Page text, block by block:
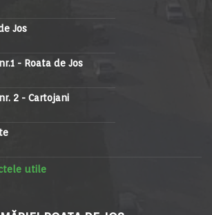
Jos
- Roata de Jos
2 - Cartojani
utile